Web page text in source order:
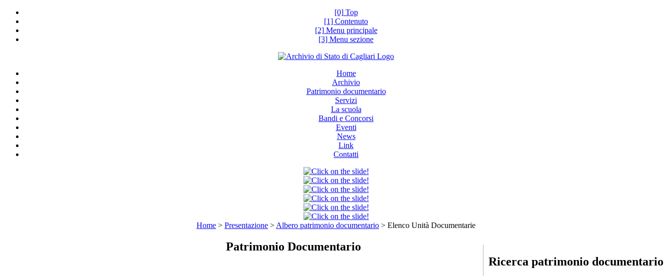
[0] Top
[1] Contenuto
[2] Menu principale
[3] Menu sezione
Home
Archivio
Patrimonio documentario
Servizi
La scuola
Bandi e Concorsi
Eventi
News
Link
Contatti
Home > Presentazione > Albero patrimonio documentario > Elenco Unità Documentarie
Ricerca patrimonio documentario
Patrimonio Documentario